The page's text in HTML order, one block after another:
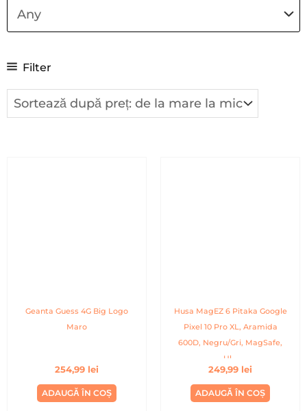
Filter
Geanta Guess 4G Big Logo
Maro
254,99 lei
ADAUGĂ ÎN COȘ
Husa MagEZ 6 Pitaka Google
Pixel 10 Pro XL, Aramida
600D, Negru/Gri, MagSafe,
Ul...
249,99 lei
ADAUGĂ ÎN COȘ